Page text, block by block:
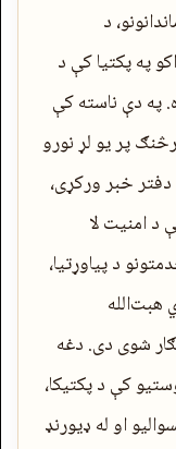
د
په پکتیا کې د
په دې ناسته کې
پر یو لړ نورو
خبر ورکړی،
امنیت لا
د پیاوړتیا،
هبت‌الله
شوی دی. دغه
کې د پکتیکا،
او له ډیورنډ